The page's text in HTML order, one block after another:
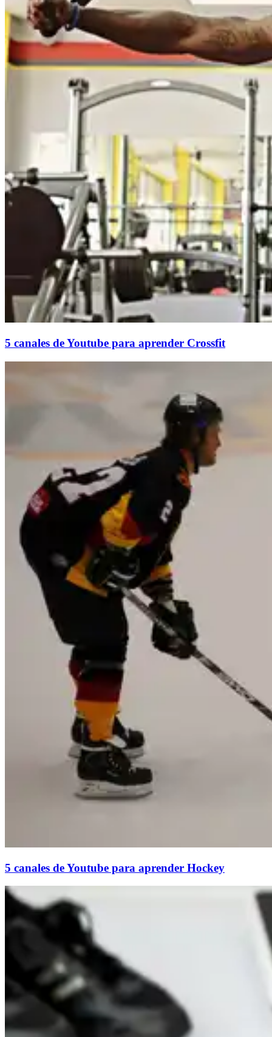
5 canales de Youtube para aprender Crossfit
5 canales de Youtube para aprender Hockey